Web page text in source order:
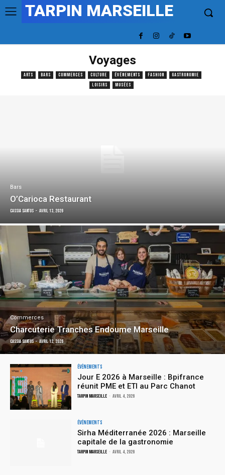
TARPIN MARSEILLE
Voyages
ARTS BARS COMMERCES CULTURE ÉVÉNEMENTS FASHION
GASTRONOMIE
LOISIRS
MUSÉES
Bars
O’Carioca Restaurant
Cassia Santos - avril 13, 2026
Commerces
Charcuterie Tranches Endoume Marseille
Cassia Santos - avril 12, 2026
Événements
Jour E 2026 à Marseille : Bpifrance
réunit PME et ETI au Parc Chanot
TARPIN MARSEILLE - avril 4, 2026
Événements
Sirha Méditerranée 2026 : Marseille
capitale de la gastronomie
TARPIN MARSEILLE - avril 4, 2026